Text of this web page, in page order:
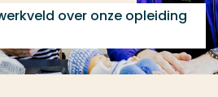
over onze opleiding